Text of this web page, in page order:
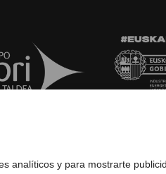
analíticos y para mostrarte